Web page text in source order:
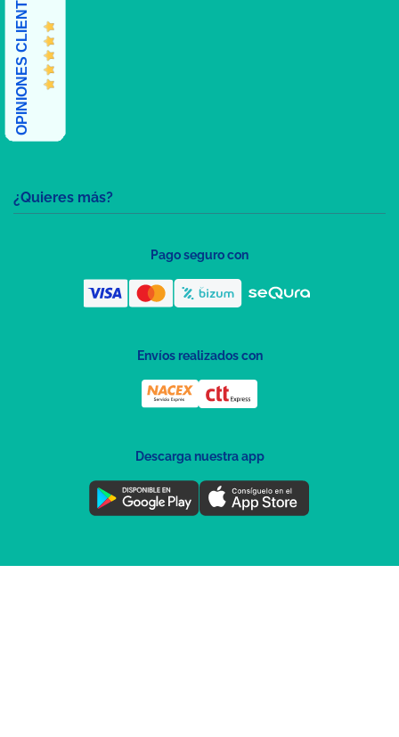
¿Quieres más?
OPINIONES CLIENTES
Pago seguro con
Envíos realizados con
Descarga nuestra app